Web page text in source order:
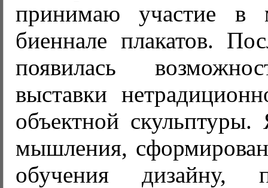
принимаю участие в
биеннале плакатов.
появилась
выставки
объектной
мышления,
обучения дизайну,